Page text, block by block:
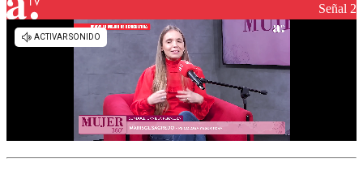
Señal 2